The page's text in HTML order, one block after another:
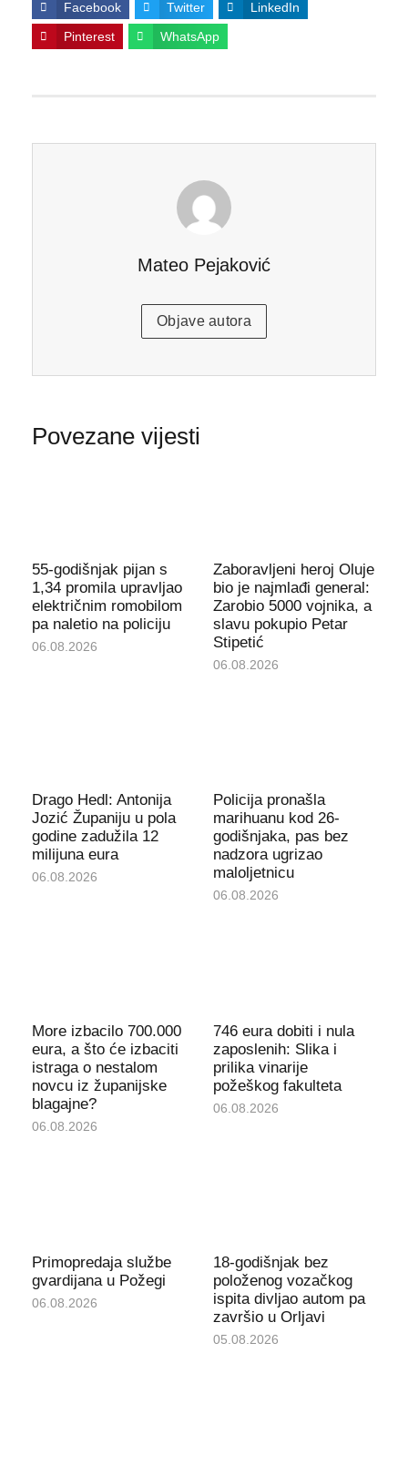
Facebook Twitter LinkedIn
Pinterest WhatsApp
Mateo Pejaković
Objave autora
Povezane vijesti
55-godišnjak pijan s
1,34 promila upravljao
električnim romobilom
pa naletio na policiju
06.08.2026
Zaboravljeni heroj Oluje
bio je najmlađi general:
Zarobio 5000 vojnika, a
slavu pokupio Petar
Stipetić
06.08.2026
Drago Hedl: Antonija
Jozić Županiju u pola
godine zadužila 12
milijuna eura
06.08.2026
Policija pronašla
marihuanu kod 26-
godišnjaka, pas bez
nadzora ugrizao
maloljetnicu
06.08.2026
More izbacilo 700.000
eura, a što će izbaciti
istraga o nestalom
novcu iz županijske
blagajne?
06.08.2026
746 eura dobiti i nula
zaposlenih: Slika i
prilika vinarije
požeškog fakulteta
06.08.2026
Primopredaja službe
gvardijana u Požegi
06.08.2026
18-godišnjak bez
položenog vozačkog
ispita divljao autom pa
završio u Orljavi
05.08.2026